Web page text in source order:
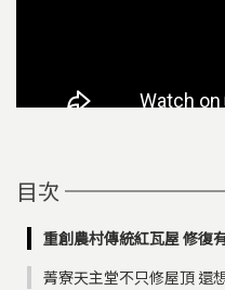
目次
重創農村傳統紅瓦屋 修復
菁寮天主堂不只修屋頂 還